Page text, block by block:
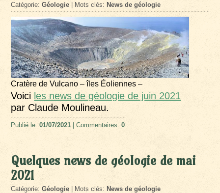
Catégorie:Géologie | Mots clés: News de géologie
Cratère de Vulcano – îles Éoliennes –
Voici les news de géologie de juin 2021
par Claude Moulineau.
Publié le:01/07/2021 | Commentaires:0
Quelques news de géologie de mai
2021
Catégorie:Géologie | Mots clés: News de géologie